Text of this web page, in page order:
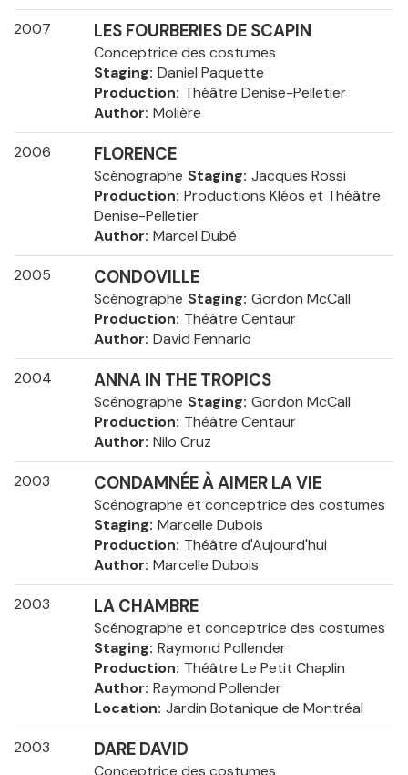
2007 LES FOURBERIES DE SCAPIN
Conceptrice des costumes
Staging Daniel Paquette
Production Théâtre Denise-Pelletier
Author Molière
2006 FLORENCE
Scénographe Staging Jacques Rossi
Production Productions Kléos et Théâtre
Denise-Pelletier
Author Marcel Dubé
2005 CONDOVILLE
Scénographe Staging Gordon McCall
Production Théâtre Centaur
Author David Fennario
2004 ANNA IN THE TROPICS
Scénographe Staging Gordon McCall
Production Théâtre Centaur
Author Nilo Cruz
2003 CONDAMNÉE À AIMER LA VIE
Scénographe et conceptrice des costumes
Staging Marcelle Dubois
Production Théâtre d'Aujourd'hui
Author Marcelle Dubois
2003 LA CHAMBRE
Scénographe et conceptrice des costumes
Staging Raymond Pollender
Production Théâtre Le Petit Chaplin
Author Raymond Pollender
Location Jardin Botanique de Montréal
2003 DARE DAVID
Conceptrice des costumes